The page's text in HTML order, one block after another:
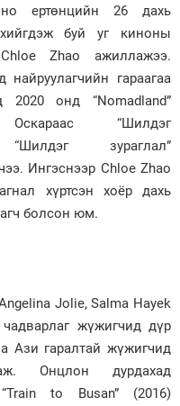
ертөнцийн 26 дахь
буй уг киноны
Chloe Zhao ажиллажээ.
найруулагчийн гараагаа
2020 онд “Nomadland”
Оскараас “Шилдэг
“Шилдэг зураглал”
Ингэснээр Chloe Zhao
хүртсэн хоёр дахь
болсон юм.
Jolie, Salma Hayek
жүжигчид дүр
Ази гаралтай жүжигчид
Онцлон дурдахад
to Busan” (2016)